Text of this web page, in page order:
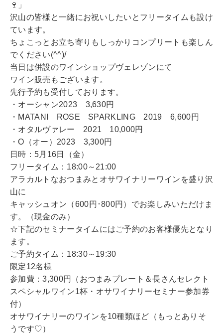
🍷」
沢山の皆様と一緒にお祝いしたいとフリータイムも設け
ています。
ちょこっとお立ち寄りもしっかりコンプリートも楽しん
でください(^^)/
当日は併設のワインショップヴェレゾンにて
ワイン販売もございます。
先行予約も受付しております。
・オーシャン2023 3,630円
・MATANI ROSE SPARKLING 2019 6,600円
・オタルヴァレー 2021 10,000円
・O（オー）2023 3,300円
日時：5月16日（金）
フリータイム：18:00～21:00
アラカルトなおつまみとオサワイナリーワインを盛り沢
山に
キャッシュオン（600円･800円）でお楽しみいただけま
す。（現金のみ）
☆下記のセミナータイムにはご予約のお客様優先となり
ます。
ご予約タイム：18:30～19:30
限定12名様
参加費：3,300円（おつまみプレート＆長さんセレクト
スペシャルワイン1杯・オサワイナリーセミナー参加券
付）
オサワイナリーのワインを10種類ほど（もっとありそ
うです♡）